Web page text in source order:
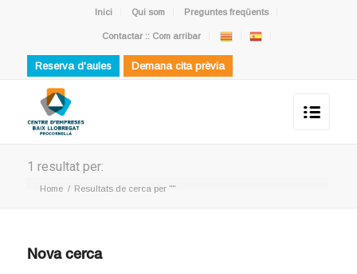
Inici Qui som Preguntes freqüents
Contactar :: Com arribar
Reserva d'aules Demana cita prèvia
1 resultat per:
Home / Resultats de cerca per ""
Nova cerca